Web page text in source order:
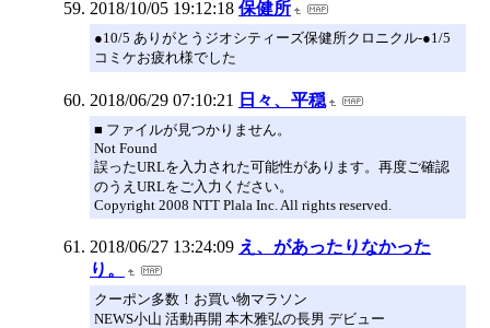
2018/10/05 19:12:18 保健所
●10/5 ありがとうジオシティーズ保健所クロニクル-●1/5
コミケお疲れ様でした
2018/06/29 07:10:21 日々、平穏
■ ファイルが見つかりません。
Not Found
誤ったURLを入力された可能性があります。再度ご確認
のうえURLをご入力ください。
Copyright 2008 NTT Plala Inc. All rights reserved.
2018/06/27 13:24:09 え、があったりなかった
り。
クーポン多数！お買い物マラソン
NEWS小山 活動再開 本木雅弘の長男 デビュー